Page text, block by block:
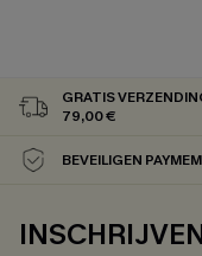
GRATIS
79,00 €
BEVEILIGEN